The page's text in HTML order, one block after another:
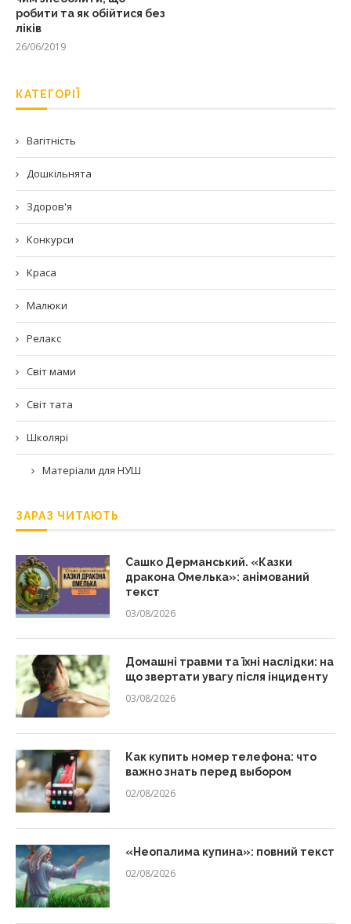
робити та як обійтися без
ліків
26/06/2019
КАТЕГОРІЇ
Вагітність
Дошкільнята
Здоров'я
Конкурси
Краса
Малюки
Релакс
Світ мами
Світ тата
Школярі
Матеріали для НУШ
ЗАРАЗ ЧИТАЮТЬ
Сашко Дерманський. «Казки
дракона Омелька»: анімований
текст
03/08/2026
Домашні травми та їхні наслідки: на
що звертати увагу після інциденту
03/08/2026
Как купить номер телефона: что
важно знать перед выбором
02/08/2026
«Неопалима купина»: повний текст
02/08/2026